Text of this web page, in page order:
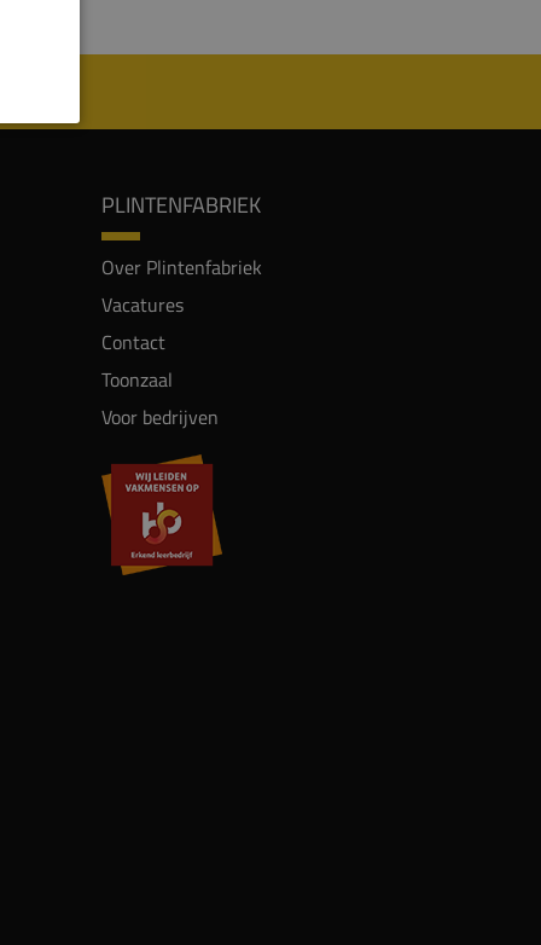
PLINTENFABRIEK
Over Plintenfabriek
Vacatures
Contact
Toonzaal
Voor bedrijven